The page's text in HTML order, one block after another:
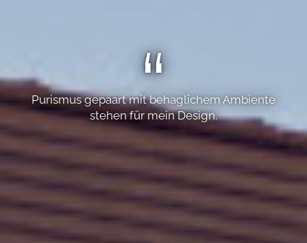
Purismus gepaart mit behaglichem Ambiente
stehen für mein Design.